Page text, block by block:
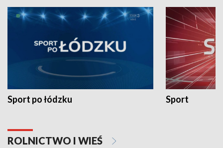
Sport po łódzku Sport
ROLNICTWO I WIEŚ